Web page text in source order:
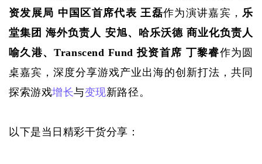
资发展局 中国区首席代表 王磊作为演讲嘉宾，乐
堂集团 海外负责人 安旭、哈乐沃德 商业化负责人
喻久港、Transcend Fund 投资首席 丁黎睿作为圆
桌嘉宾，深度分享游戏产业出海的创新打法，共同
探索游戏增长与变现新路径。
以下是当日精彩干货分享：